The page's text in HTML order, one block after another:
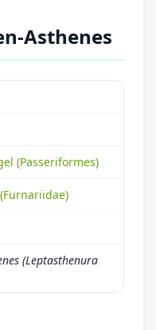
Asthenes
(Passeriformes)
(Leptasthenura